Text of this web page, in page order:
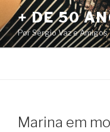
Pular
para
o
conteúdo
+ DE 50
Por Sérgio Vaz e Amigos
Marina em